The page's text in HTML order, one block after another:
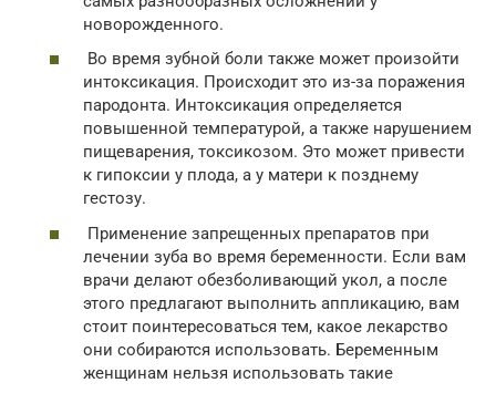
новорожденного.
Во время зубной боли также может произойти
интоксикация. Происходит это из-за поражения
пародонта. Интоксикация определяется
повышенной температурой, а также нарушением
пищеварения, токсикозом. Это может привести
к гипоксии у плода, а у матери к позднему
гестозу.
Применение запрещенных препаратов при
лечении зуба во время беременности. Если вам
врачи делают обезболивающий укол, а после
этого предлагают выполнить аппликацию, вам
стоит поинтересоваться тем, какое лекарство
они собираются использовать. Беременным
женщинам нельзя использовать такие